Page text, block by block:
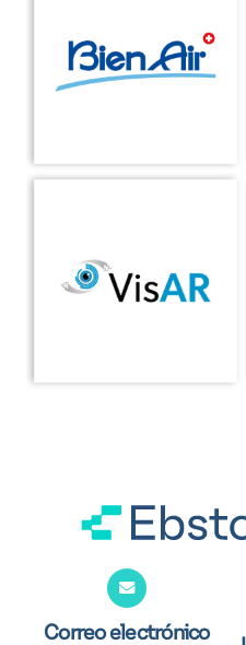
Correo electrónico